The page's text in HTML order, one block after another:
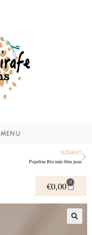
MENU
SUIVANT
Popeline Bio unie blue jean
€0,00 0